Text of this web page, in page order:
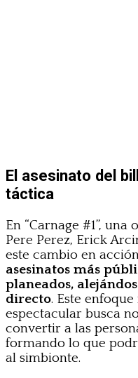
El asesinato del
táctica
En “Carnage #1”,
Pere Perez, Erick
este cambio en
asesinatos más
planeados,
directo. Este
espectacular busca
convertir a las
formando lo que
al simbionte.